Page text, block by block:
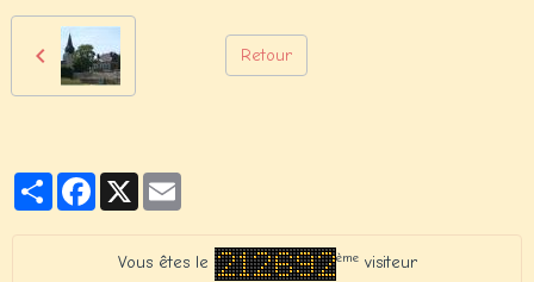
Retour
PartagerFacebook
X
Vous êtes le èmevisiteur